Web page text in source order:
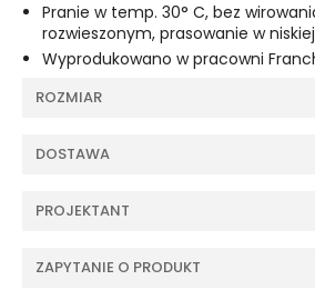
Pranie w temp. 30° C, bez
rozwieszonym, prasowanie w
Wyprodukowano w pracowni
ROZMIAR
DOSTAWA
PROJEKTANT
ZAPYTANIE O PRODUKT